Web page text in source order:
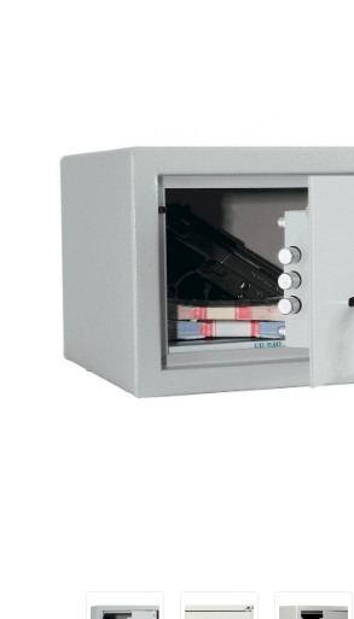
ВЕРСТАКИ
ПЛАТФОРМЕННЫЕ ТЕЛЕЖКИ
МЕДИЦИНСКАЯ МЕБЕЛЬ
ОФИСНАЯ МЕБЕЛЬ
СТЕЛЛАЖИ БУ С УЦЕНКОЙ